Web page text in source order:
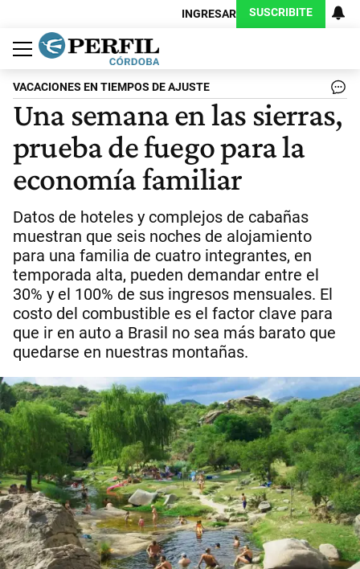
INGRESAR SUSCRIBITE
Política
Economía
Judiciales
Sociedad
Cultura
Espectáculos
Deportes
Protagonistas
VACACIONES EN TIEMPOS DE AJUSTE
Una semana en las sierras,
prueba de fuego para la
economía familiar
Datos de hoteles y complejos de cabañas
muestran que seis noches de alojamiento
para una familia de cuatro integrantes, en
temporada alta, pueden demandar entre el
30% y el 100% de sus ingresos mensuales. El
costo del combustible es el factor clave para
que ir en auto a Brasil no sea más barato que
quedarse en nuestras montañas.